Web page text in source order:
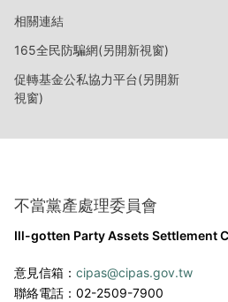
相關連結
165全民防騙網(另開新視窗)
促轉基金公私協力平台(另開新
視窗)
不當黨產處理委員會
Ill-gotten Party Assets Settlement
意見信箱： cipas@cipas.gov.tw
聯絡電話：02-2509-7900